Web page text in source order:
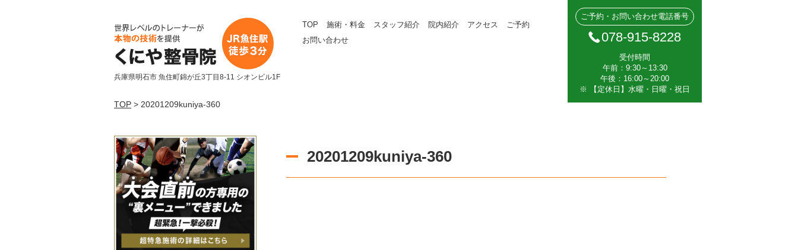
兵庫県明石市 魚住町錦が丘3丁目8-11 シオンビル1F
TOP 施術・料金 スタッフ紹介 院内紹介 アクセス
ご予約
お問い合わせ
ご予約・お問い合わせ電話番号
078-915-8228
受付時間
午前：9:30～13:30
午後：16:00～20:00
※ 【定休日】水曜・日曜・祝日
TOP > 20201209kuniya-360
20201209kuniya-360